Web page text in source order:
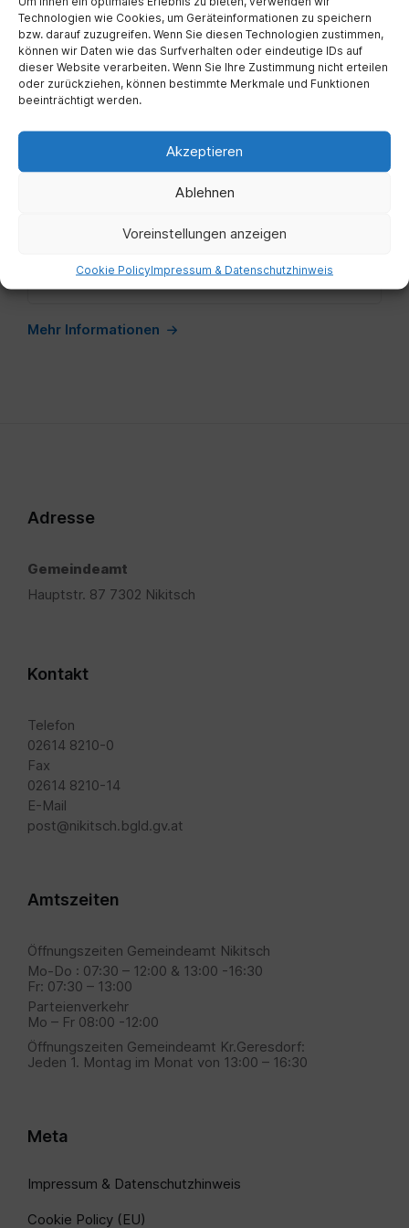
Technologien wie Cookies, um Geräteinformationen zu speichern
bzw. darauf zuzugreifen. Wenn Sie diesen Technologien zustimmen,
können wir Daten wie das Surfverhalten oder eindeutige IDs auf
dieser Website verarbeiten. Wenn Sie Ihre Zustimmung nicht erteilen
oder zurückziehen, können bestimmte Merkmale und Funktionen
beeinträchtigt werden.
Akzeptieren
Ablehnen
Voreinstellungen anzeigen
Cookie PolicyImpressum & Datenschutzhinweis
Anhänge
Gemeindezeitung Mu00E4rz.pdf File
extension:
EXTERN
Gemeindezeitung Feber
extension:
pdf
EXTERN
Mehr Informationen
Adresse
Gemeindeamt
Hauptstr. 87 7302 Nikitsch
Kontakt
Telefon
02614 8210-0
Fax
02614 8210-14
E-Mail
post@nikitsch.bgld.gv.at
Amtszeiten
Öffnungszeiten Gemeindeamt Nikitsch
Mo-Do : 07:30 – 12:00 & 13:00 -16:30
Fr: 07:30 – 13:00
Parteienverkehr
Mo – Fr 08:00 -12:00
Öffnungszeiten Gemeindeamt Kr.Geresdorf:
Jeden 1. Montag im Monat von 13:00 – 16:30
Meta
Impressum & Datenschutzhinweis
Cookie Policy (EU)